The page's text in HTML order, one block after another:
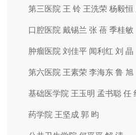
第三医院 王 铃 王洗荣 杨毅恒
口腔医院 戴锡兰 张 蓓 季桂敏
肿瘤医院 刘佳平 闻利红 刘 晶
第六医院 王素荣 李海东 鲁 旭
基础医学院 王玉明 孟书聪 任
药学院 王坚成 郭 昀